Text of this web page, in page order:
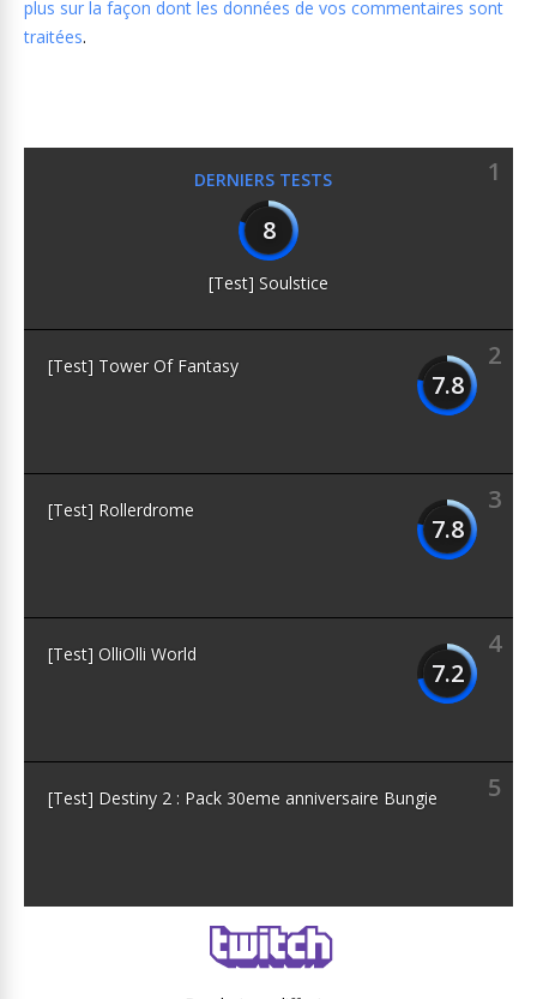
plus sur la façon dont les données de vos commentaires sont
traitées.
DERNIERS TESTS
1
8
[Test] Soulstice
2
7.8
[Test] Tower Of Fantasy
3
7.8
[Test] Rollerdrome
4
7.2
[Test] OlliOlli World
5
[Test] Destiny 2 : Pack 30eme anniversaire Bungie